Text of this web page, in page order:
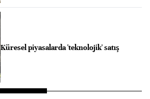
Küresel piyasalarda 'teknolojik' satış